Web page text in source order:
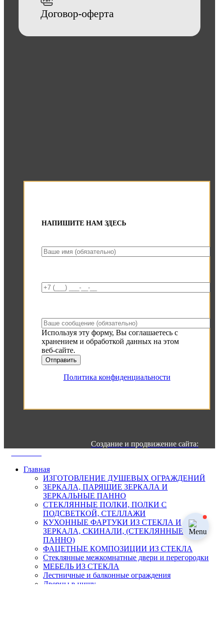
Договор-оферта
НАПИШИТЕ НАМ ЗДЕСЬ
Используя эту форму, Вы соглашаетесь с
хранением и обработкой данных на этом
веб-сайте.
Политика конфиденциальности
Создание и продвижение сайта:
Главная
ИЗГОТОВЛЕНИЕ ДУШЕВЫХ ОГРАЖДЕНИЙ
ЗЕРКАЛА, ПАРЯЩИЕ ЗЕРКАЛА И
ЗЕРКАЛЬНЫЕ ПАННО
СТЕКЛЯННЫЕ ПОЛКИ, ПОЛКИ С
ПОДСВЕТКОЙ, СТЕЛЛАЖИ
КУХОННЫЕ ФАРТУКИ ИЗ СТЕКЛА И
ЗЕРКАЛА, СКИНАЛИ, (СТЕКЛЯННЫЕ
ПАННО)
ФАЦЕТНЫЕ КОМПОЗИЦИИ ИЗ СТЕКЛА
Стеклянные межкомнатные двери и перегородки
МЕБЕЛЬ ИЗ СТЕКЛА
Лестничные и балконные ограждения
Дверцы в нишу